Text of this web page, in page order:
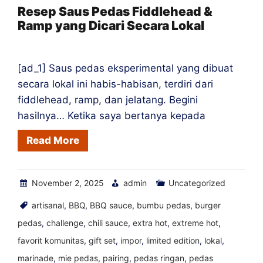
Sauce
Shops
Resep Saus Pedas Fiddlehead &
Ramp yang Dicari Secara Lokal
[ad_1] Saus pedas eksperimental yang dibuat
secara lokal ini habis-habisan, terdiri dari
fiddlehead, ramp, dan jelatang. Begini
hasilnya… Ketika saya bertanya kepada
Read More
November 2, 2025 admin Uncategorized
artisanal, BBQ, BBQ sauce, bumbu pedas, burger
pedas, challenge, chili sauce, extra hot, extreme hot,
favorit komunitas, gift set, impor, limited edition, lokal,
marinade, mie pedas, pairing, pedas ringan, pedas